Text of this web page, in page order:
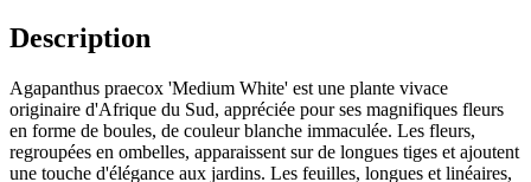
Description
Agapanthus praecox 'Medium White' est une plante vivace
originaire d'Afrique du Sud, appréciée pour ses magnifiques fleurs
en forme de boules, de couleur blanche immaculée. Les fleurs,
regroupées en ombelles, apparaissent sur de longues tiges et ajoutent
une touche d'élégance aux jardins. Les feuilles, longues et linéaires,